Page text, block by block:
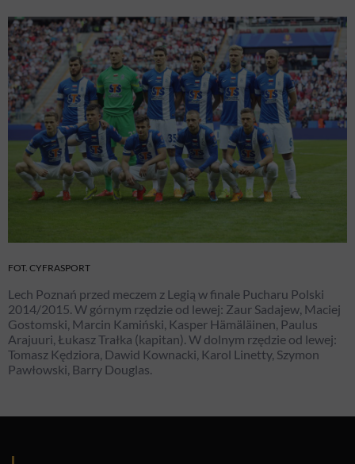
FOT. CYFRASPORT
Lech Poznań przed meczem z Legią w finale Pucharu Polski
2014/2015. W górnym rzędzie od lewej: Zaur Sadajew, Maciej
Gostomski, Marcin Kamiński, Kasper Hämäläinen, Paulus
Arajuuri, Łukasz Trałka (kapitan). W dolnym rzędzie od lewej:
Tomasz Kędziora, Dawid Kownacki, Karol Linetty, Szymon
Pawłowski, Barry Douglas.